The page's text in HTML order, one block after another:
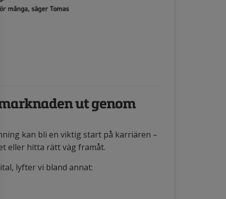
ut genom
kan bli en viktig start på karriären –
eller hitta rätt väg framåt.
lyfter vi bland annat: